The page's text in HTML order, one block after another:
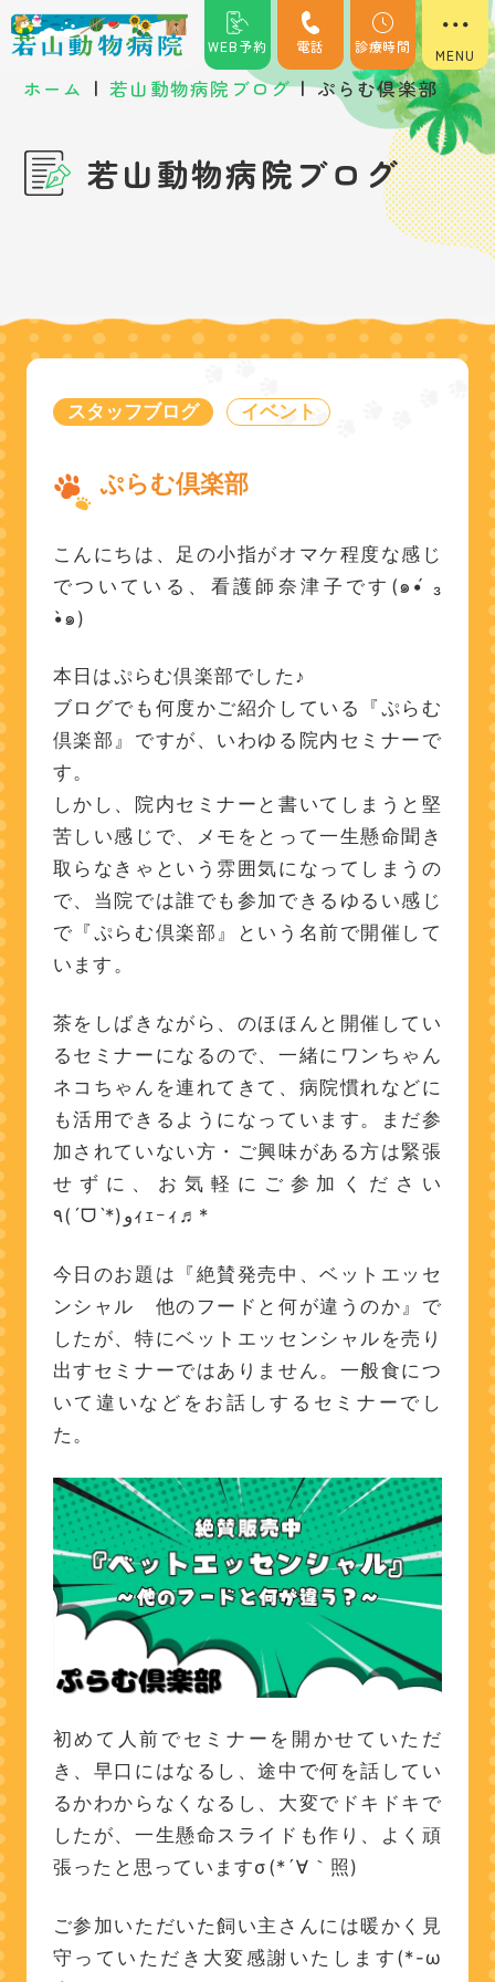
WEB予約 電話 診療時間
ホーム | 若山動物病院ブログ | ぷらむ倶楽部
若山動物病院ブログ
スタッフブログ イベント
ぷらむ倶楽部
こんにちは、足の小指がオマケ程度な感じ
でついている、看護師奈津子です(๑•́ ₃
•̀๑)
本日はぷらむ倶楽部でした♪
ブログでも何度かご紹介している『ぷらむ
倶楽部』ですが、いわゆる院内セミナーで
す。
しかし、院内セミナーと書いてしまうと堅
苦しい感じで、メモをとって一生懸命聞き
取らなきゃという雰囲気になってしまうの
で、当院では誰でも参加できるゆるい感じ
で『ぷらむ倶楽部』という名前で開催して
います。
茶をしばきながら、のほほんと開催してい
るセミナーになるので、一緒にワンちゃん
ネコちゃんを連れてきて、病院慣れなどに
も活用できるようになっています。まだ参
加されていない方・ご興味がある方は緊張
せずに、お気軽にご参加ください
٩(ˊᗜˋ*)وｨｪｰｨ♬*
今日のお題は『絶賛発売中、ベットエッセ
ンシャル 他のフードと何が違うのか』で
したが、特にベットエッセンシャルを売り
出すセミナーではありません。一般食につ
いて違いなどをお話しするセミナーでし
た。
初めて人前でセミナーを開かせていただ
き、早口にはなるし、途中で何を話してい
るかわからなくなるし、大変でドキドキで
したが、一生懸命スライドも作り、よく頑
張ったと思っていますσ(*´∀｀照)
ご参加いただいた飼い主さんには暖かく見
守っていただき大変感謝いたします(*-ω